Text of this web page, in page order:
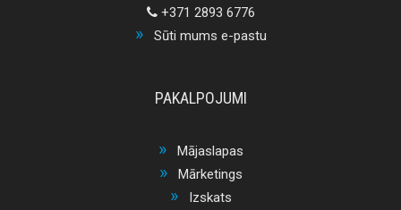
+371 2893 6776
Sūti mums e-pastu
PAKALPOJUMI
Mājaslapas
Mārketings
Izskats